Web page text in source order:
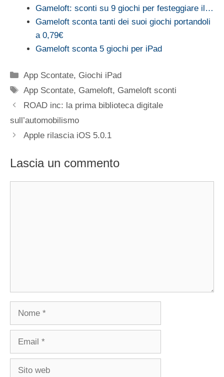
Gameloft: sconti su 9 giochi per festeggiare il…
Gameloft sconta tanti dei suoi giochi portandoli
a 0,79€
Gameloft sconta 5 giochi per iPad
Categorie
App Scontate, Giochi iPad
Tag
App Scontate, Gameloft, Gameloft sconti
ROAD inc: la prima biblioteca digitale
sull’automobilismo
Apple rilascia iOS 5.0.1
Lascia un commento